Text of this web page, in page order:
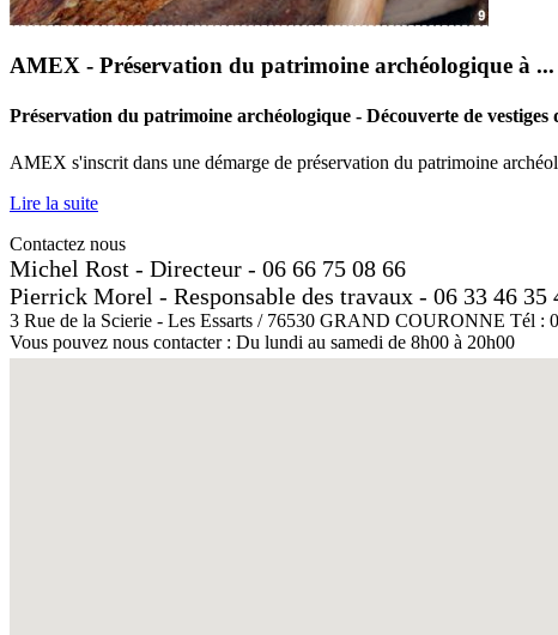
AMEX - Préservation du patrimoine archéologique à ...
Préservation du patrimoine archéologique - Découverte de
AMEX s'inscrit dans une démarge de préservation du patrimoine
Lire la suite
Contactez nous
Michel Rost - Directeur - 06 66 75 08 66
Pierrick Morel - Responsable des travaux - 06 33 46 35
3 Rue de la Scierie - Les Essarts / 76530 GRAND COURONNE Tél :
Vous pouvez nous contacter : Du lundi au samedi de 8h00 à 20h00